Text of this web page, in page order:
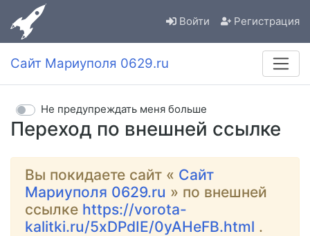
Войти Регистрация
Сайт Мариуполя 0629.ru
Переход по внешней ссылке
Не предупреждать меня больше
Вы покидаете сайт « Сайт
Мариуполя 0629.ru » по внешней
ссылке https://vorota-
kalitki.ru/5xDPdIE/0yAHeFB.html .